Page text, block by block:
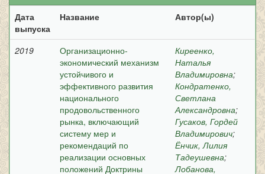
Дата
выпуска
Название Автор(ы)
2019
Организационно-
экономический механизм
устойчивого и
эффективного развития
национального
продовольственного
рынка, включающий
систему мер и
рекомендаций по
реализации основных
положений Доктрины
Киреенко,
Наталья
Владимировна;
Кондратенко,
Светлана
Александровна;
Гусаков, Гордей
Владимирович;
Ёнчик, Лилия
Тадеушевна;
Лобанова,